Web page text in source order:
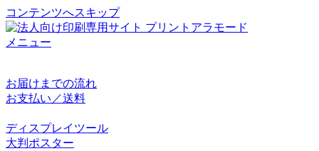
コンテンツへスキップ
メニュー
お届けまでの流れ
お支払い／送料
ディスプレイツール
大判ポスター